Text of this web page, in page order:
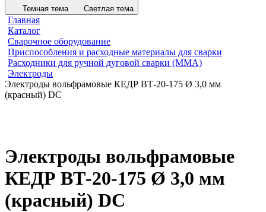
Темная тема Светлая тема
Главная
Каталог
Сварочное оборудование
Приспособления и расходные материалы для сварки
Расходники для ручной дуговой сварки (MMA)
Электроды
Электроды вольфрамовые КЕДР ВТ-20-175 Ø 3,0 мм
(красный) DC
Электроды вольфрамовые
КЕДР ВТ-20-175 Ø 3,0 мм
(красный) DC